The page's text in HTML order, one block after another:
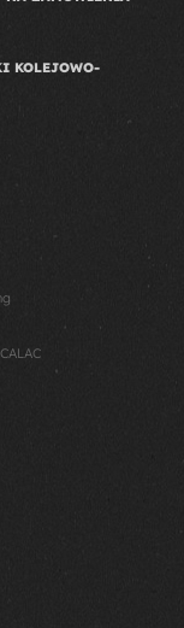
KOLEJOWO-